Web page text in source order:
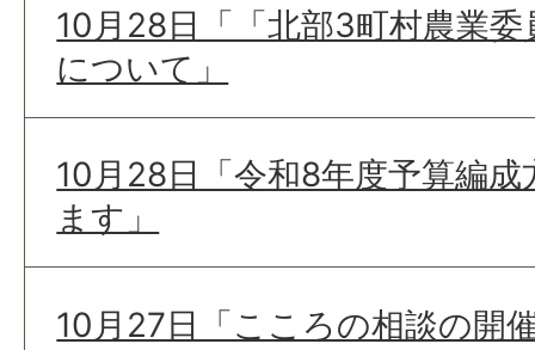
10月28日「「北部3町村農業
について」
10月28日「令和8年度予算編
ます」
10月27日「こころの相談の開